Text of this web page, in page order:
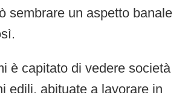
sembrare un aspetto banale
è capitato di vedere società
edili, abituate a lavorare in